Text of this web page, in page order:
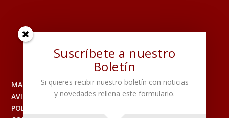
MAPA DEL SITIO
AVISO LEGAL
POLITICA DE PRIVACIDAD
Suscríbete a nuestro
Boletín
Si quieres recibir nuestro boletín con noticias
y novedades rellena este formulario.